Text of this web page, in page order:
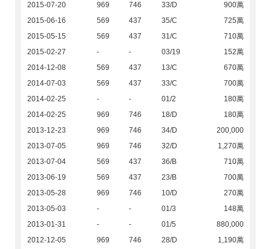
2015-07-20
969 746 33/D
900萬
2015-06-16
569 437 35/C
725萬
2015-05-15
569 437 31/C
710萬
2015-02-27
- - 03/19
152萬
2014-12-08
569 437 13/C
670萬
2014-07-03
569 437 33/C
700萬
2014-02-25
- - 01/2
180萬
2014-02-25
969 746 18/D
180萬
2013-12-23
969 746 34/D
200,000
2013-07-05
969 746 32/D
1,270萬
2013-07-04
569 437 36/B
710萬
2013-06-19
569 437 23/B
700萬
2013-05-28
969 746 10/D
270萬
2013-05-03
- - 01/3
148萬
2013-01-31
- - 01/5
880,000
2012-12-05
969 746 28/D
1,190萬